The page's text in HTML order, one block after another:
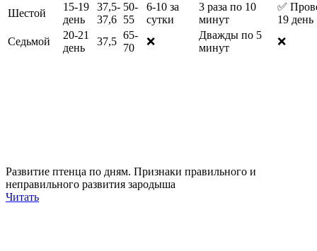
Шестой
15-19
день
37,5-
37,6
50-
55
6-10 за
сутки
3 раза по 10
минут
✅
19 день
Седьмой
20-21
день
37,5
65-
70
❌
Дважды по 5
минут
❌
Развитие птенца по дням. Признаки правильного и
неправильного развития зародыша
Читать